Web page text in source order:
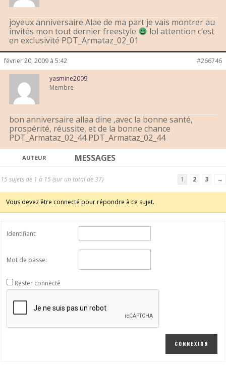
joyeux anniversaire Alae de ma part je vais montrer au
invités mon tout dernier freestyle
lol attention c’est
en exclusivité PDT_Armataz_02_01
février 20, 2009 à 5:42 #266746
yasmine2009
Membre
bon anniversaire allaa dine ,avec la bonne santé,
prospérité, réussite, et de la bonne chance
PDT_Armataz_02_44 PDT_Armataz_02_44
AUTEUR MESSAGES
15 sujets de 1 à 15 (sur un total de 37) 1 2 3 →
Vous devez être connecté pour répondre à ce sujet.
Identifiant:
Mot de passe:
Rester connecté
CONNEXION